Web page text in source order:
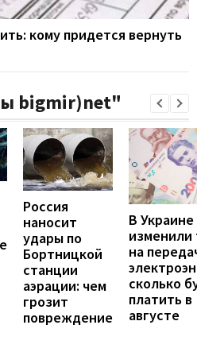
кому придется вернуть
bigmir)net"
Россия
наносит
удары по
Бортницкой
станции
аэрации: чем
грозит
повреждение
В Украине
на
сколько
платить в
августе